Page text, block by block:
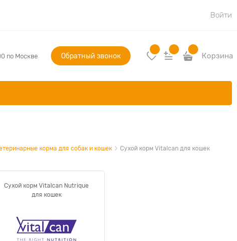
Войти
по Москве Обратный звонок Корзина
корма для собак и кошек Сухой корм Vitalcan для кошек
Сухой корм Vitalcan Nutrique
для кошек